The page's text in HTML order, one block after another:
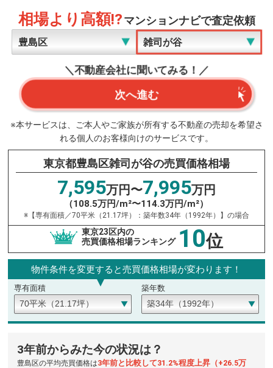
相場より高額!?マンションナビで査定依頼
＼不動産会社に聞いてみる！／
次へ進む
※本サービスは、ご本人やご家族が所有する不動産の売却を希望さ
れる個人のお客様向けのサービスです。
東京都豊島区雑司が谷の売買価格相場
7,595万円〜7,995万円
（108.5万円/m²〜114.3万円/m²）
※【専有面積／70平米（21.17坪）：築年数34年（1992年）】の場合
東京23区内の
売買価格相場ランキング 10位
物件条件を変更すると売買価格相場が変わります！
専有面積 築年数
3年前からみた今の状況は？
豊島区の平均売買価格は3年前と比較して31.2%程度上昇（+26.5万